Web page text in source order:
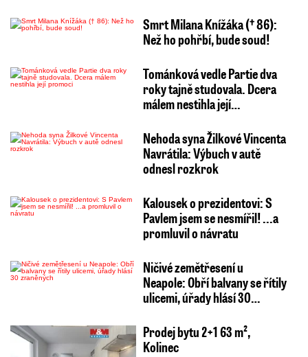
Smrt Milana Knížáka († 86):
Než ho pohřbí, bude soud!
Tománková vedle Partie dva
roky tajně studovala. Dcera
málem nestihla její…
Nehoda syna Žilkové Vincenta
Navrátila: Výbuch v autě
odnesl rozkrok
Kalousek o prezidentovi: S
Pavlem jsem se nesmířil! ...a
promluvil o návratu
Ničivé zemětřesení u
Neapole: Obří balvany se řítily
ulicemi, úřady hlásí 30…
Prodej bytu 2+1 63 m²,
Kolinec